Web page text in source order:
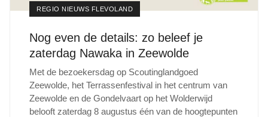
REGIO NIEUWS FLEVOLAND
Nog even de details: zo beleef je
zaterdag Nawaka in Zeewolde
Met de bezoekersdag op Scoutinglandgoed
Zeewolde, het Terrassenfestival in het centrum van
Zeewolde en de Gondelvaart op het Wolderwijd
belooft zaterdag 8 augustus één van de hoogtepunten